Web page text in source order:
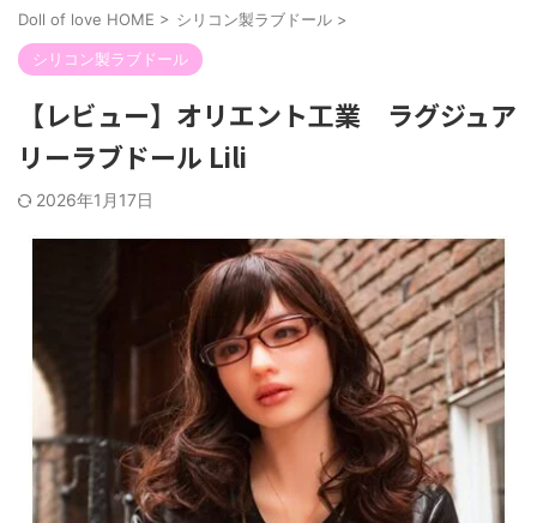
Doll of love HOME > シリコン製ラブドール >
シリコン製ラブドール
【レビュー】オリエント工業 ラグジュア
リーラブドール Lili
2026年1月17日